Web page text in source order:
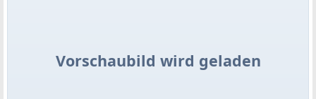
Vorschaubild wird geladen